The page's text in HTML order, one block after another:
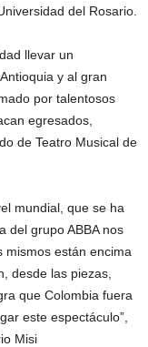
del Rosario.
llevar un
y al gran
por talentosos
egresados,
de Teatro Musical de
mundial, que se ha
del grupo ABBA nos
mismos están encima
desde las piezas,
que Colombia fuera
este espectáculo”,
Misi